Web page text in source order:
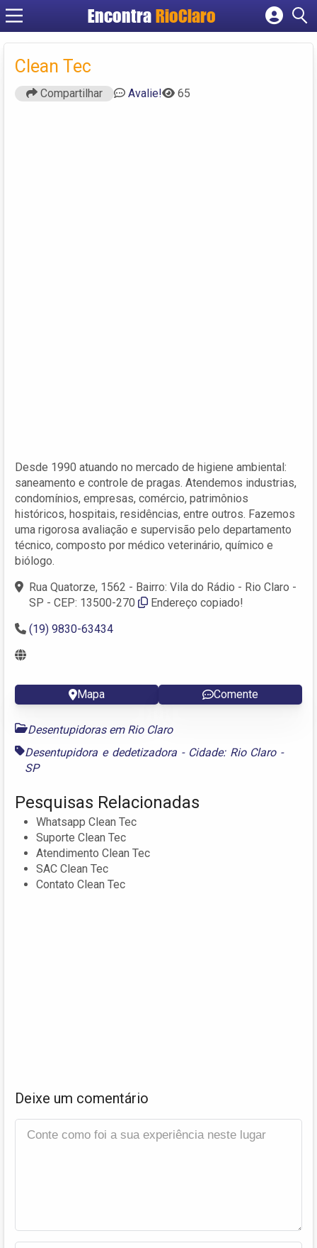
Encontra RioClaro
Cadastrar empresa
Clean Tec
Compartilhar Avalie! 65
Desde 1990 atuando no mercado de higiene ambiental:
saneamento e controle de pragas. Atendemos industrias,
condomínios, empresas, comércio, patrimônios
históricos, hospitais, residências, entre outros. Fazemos
uma rigorosa avaliação e supervisão pelo departamento
técnico, composto por médico veterinário, químico e
biólogo.
Rua Quatorze, 1562 - Bairro: Vila do Rádio - Rio Claro -
SP - CEP: 13500-270
Endereço copiado!
(19) 9830-63434
Mapa Comente
Desentupidoras em Rio Claro
Desentupidora e dedetizadora - Cidade: Rio Claro -
SP
Pesquisas Relacionadas
Whatsapp Clean Tec
Suporte Clean Tec
Atendimento Clean Tec
SAC Clean Tec
Contato Clean Tec
Deixe um comentário